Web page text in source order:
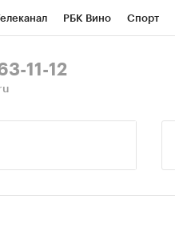
РБК Вино Спорт
11-12